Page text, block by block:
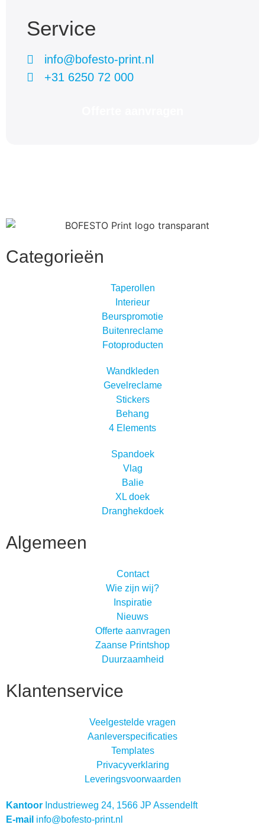
Service
info@bofesto-print.nl
+31 6250 72 000
Categorieën
Taperollen
Interieur
Beurspromotie
Buitenreclame
Fotoproducten
Wandkleden
Gevelreclame
Stickers
Behang
4 Elements
Spandoek
Vlag
Balie
XL doek
Dranghekdoek
Algemeen
Contact
Wie zijn wij?
Inspiratie
Nieuws
Offerte aanvragen
Zaanse Printshop
Duurzaamheid
Klantenservice
Veelgestelde vragen
Aanleverspecificaties
Templates
Privacyverklaring
Leveringsvoorwaarden
Kantoor Industrieweg 24, 1566 JP Assendelft
E-mail info@bofesto-print.nl